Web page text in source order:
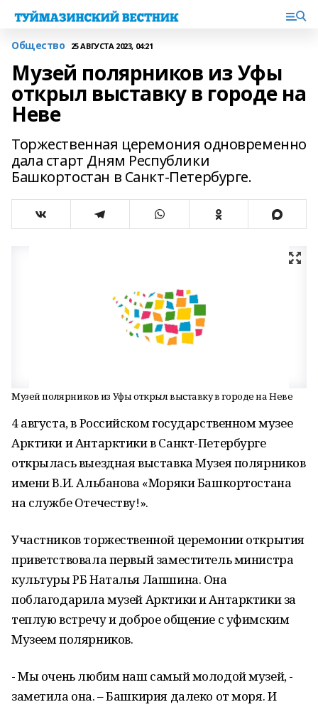
Общество 25 АВГУСТА 2023, 04:21
Музей полярников из Уфы
открыл выставку в городе на
Неве
Торжественная церемония одновременно
дала старт Дням Республики
Башкортостан в Санкт-Петербурге.
Музей полярников из Уфы открыл выставку в городе на Неве
4 августа, в Российском государственном музее
Арктики и Антарктики в Санкт-Петербурге
открылась выездная выставка Музея полярников
имени В.И. Альбанова «Моряки Башкортостана
на службе Отечеству!».
Участников торжественной церемонии открытия
приветствовала первый заместитель министра
культуры РБ Наталья Лапшина. Она
поблагодарила музей Арктики и Антарктики за
теплую встречу и доброе общение с уфимским
Музеем полярников.
- Мы очень любим наш самый молодой музей, -
заметила она. – Башкирия далеко от моря. И